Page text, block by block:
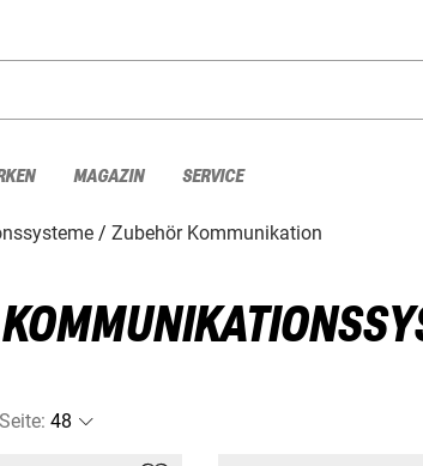
MAGAZIN SERVICE
Zubehör Kommunikation
: